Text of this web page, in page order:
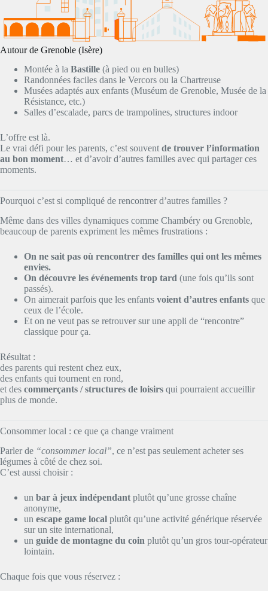
Autour de Grenoble (Isère)
Montée à la Bastille (à pied ou en bulles)
Randonnées faciles dans le Vercors ou la Chartreuse
Musées adaptés aux enfants (Muséum de Grenoble, Musée de la
Résistance, etc.)
Salles d’escalade, parcs de trampolines, structures indoor
L’offre est là.
Le vrai défi pour les parents, c’est souvent de trouver l’information
au bon moment… et d’avoir d’autres familles avec qui partager ces
moments.
Pourquoi c’est si compliqué de rencontrer d’autres familles ?
Même dans des villes dynamiques comme Chambéry ou Grenoble,
beaucoup de parents expriment les mêmes frustrations :
On ne sait pas où rencontrer des familles qui ont les mêmes
envies.
On découvre les événements trop tard (une fois qu’ils sont
passés).
On aimerait parfois que les enfants voient d’autres enfants que
ceux de l’école.
Et on ne veut pas se retrouver sur une appli de “rencontre”
classique pour ça.
Résultat :
des parents qui restent chez eux,
des enfants qui tournent en rond,
et des commerçants / structures de loisirs qui pourraient accueillir
plus de monde.
Consommer local : ce que ça change vraiment
Parler de “consommer local”, ce n’est pas seulement acheter ses
légumes à côté de chez soi.
C’est aussi choisir :
un bar à jeux indépendant plutôt qu’une grosse chaîne
anonyme,
un escape game local plutôt qu’une activité générique réservée
sur un site international,
un guide de montagne du coin plutôt qu’un gros tour-opérateur
lointain.
Chaque fois que vous réservez :